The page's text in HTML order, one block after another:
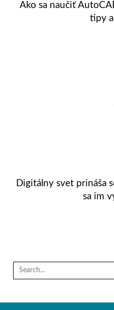
Ako sa naučiť
tipy
Digitálny svet prináša
sa im
Search
for: